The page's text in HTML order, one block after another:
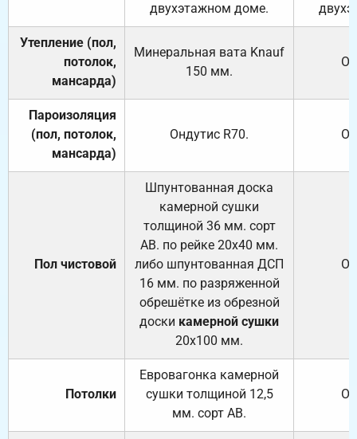
двухэтажном доме.
Утепление (пол,
потолок,
мансарда)
Минеральная вата Knauf
150 мм.
Пароизоляция
(пол, потолок,
мансарда)
Ондутис R70.
Пол чистовой
Шпунтованная доска
камерной сушки
толщиной 36 мм. сорт
АВ. по рейке 20х40 мм.
либо шпунтованная ДСП
16 мм. по разряженной
обрешётке из обрезной
доски камерной сушки
20х100 мм.
Потолки
Евровагонка камерной
сушки толщиной 12,5
мм. сорт АВ.